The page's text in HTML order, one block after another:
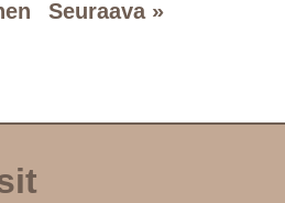
Seuraava »